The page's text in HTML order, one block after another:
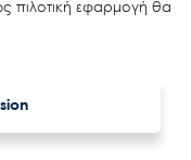
πιλοτική εφαρμογή θα